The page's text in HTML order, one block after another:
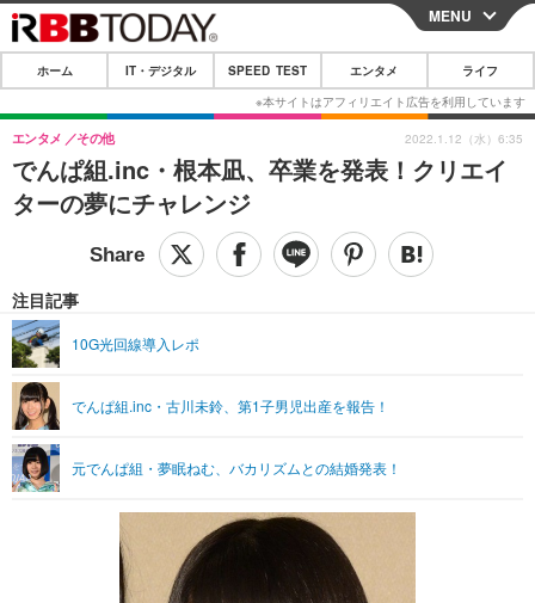
CLOSE
ホーム
IT・デジタル
IT・デジタルTOP スマートフォン
ショッピング その他
SPEED TEST
エンタメTOP 映画・ドラマ
グラビア
ショッピング その他
ライフTOP
リリース一覧
プッシュ通知の停止方法
MENU
ホーム IT・デジタル SPEED TEST エンタメ ライフ
でんぱ組.inc・根本凪、卒業を発表！クリエイ
ターの夢にチャレンジ
エンタメ その他
注目記事
10G光回線導入レポ
でんぱ組.inc・古川未鈴、第1子男児出産を報告！
元でんぱ組・夢眠ねむ、バカリズムとの結婚発表！
2022.1.12（水）6:35